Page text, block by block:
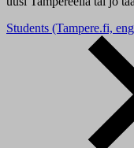
Students (Tampere.fi,